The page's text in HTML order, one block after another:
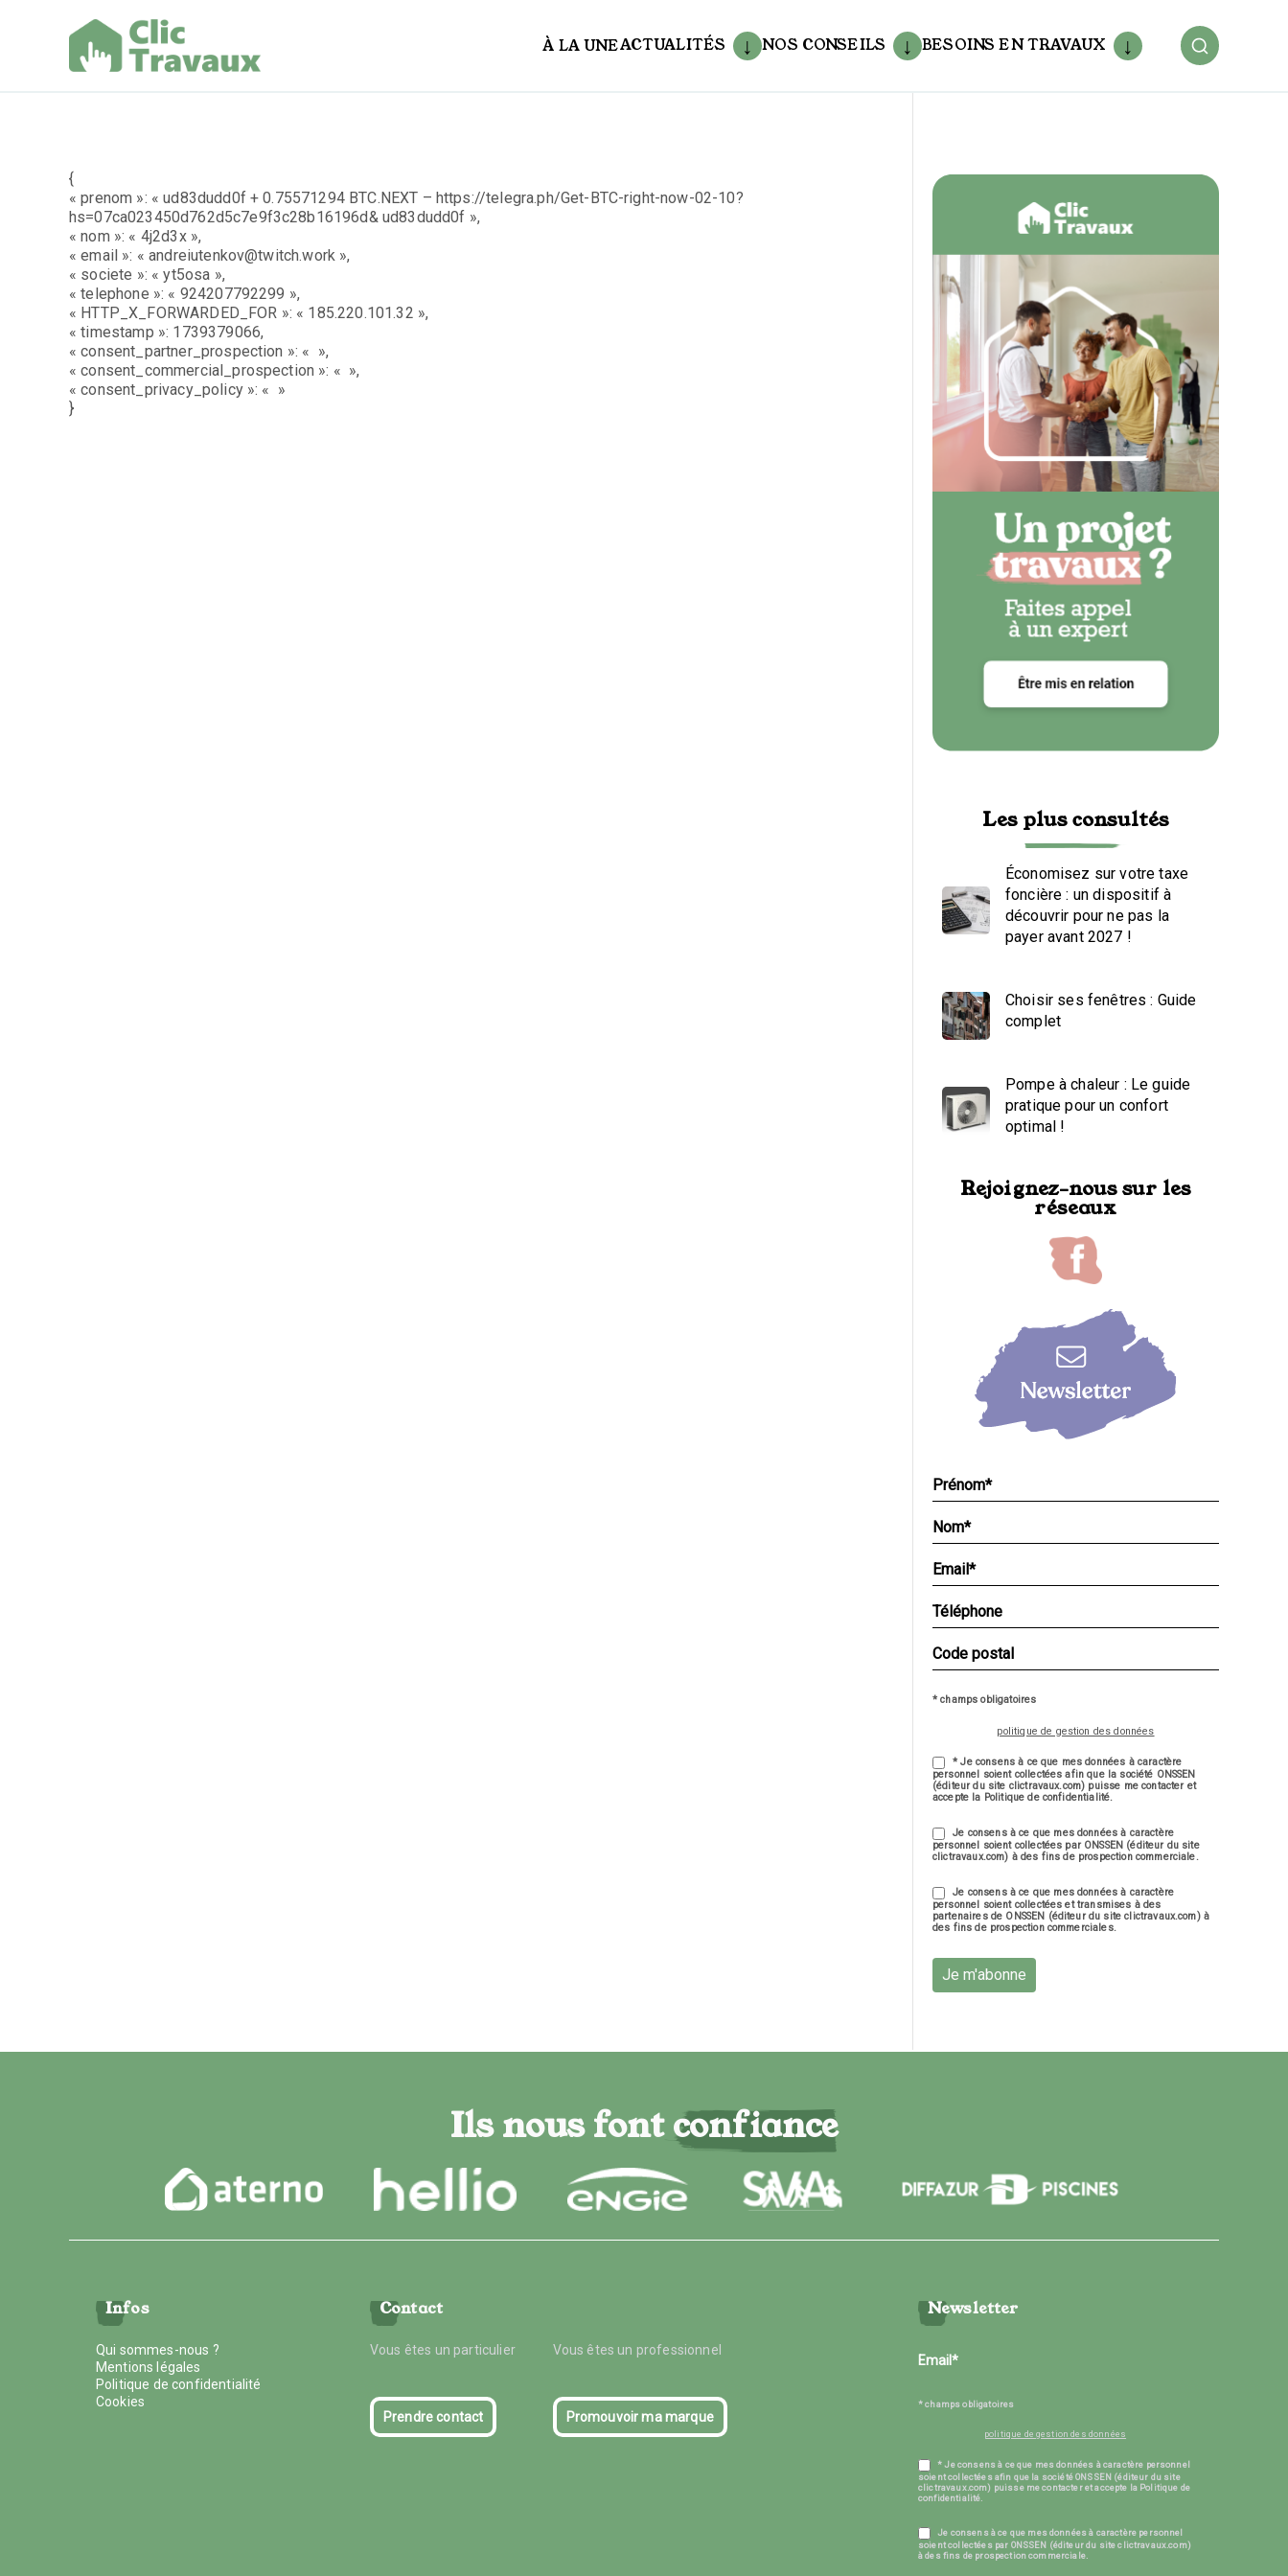
À LA UNEACTUALITÉS NOS CONSEILS BESOINS EN TRAVAUX
{
« prenom »: « ud83dudd0f + 0.75571294 BTC.NEXT – https://telegra.ph/Get-BTC-right-now-02-10?
hs=07ca023450d762d5c7e9f3c28b16196d& ud83dudd0f »,
« nom »: « 4j2d3x »,
« email »: « andreiutenkov@twitch.work »,
« societe »: « yt5osa »,
« telephone »: « 924207792299 »,
« HTTP_X_FORWARDED_FOR »: « 185.220.101.32 »,
« timestamp »: 1739379066,
« consent_partner_prospection »: « »,
« consent_commercial_prospection »: « »,
« consent_privacy_policy »: « »
}
Les plus consultés
Économisez sur votre taxe
foncière : un dispositif à
découvrir pour ne pas la
payer avant 2027 !
Choisir ses fenêtres : Guide
complet
Pompe à chaleur : Le guide
pratique pour un confort
optimal !
Rejoignez-nous sur les
réseaux
* champs obligatoires
politique de gestion des données
* Je consens à ce que mes données à caractère
personnel soient collectées afin que la société ONSSEN
(éditeur du site clictravaux.com) puisse me contacter et
accepte la Politique de confidentialité.
Je consens à ce que mes données à caractère
personnel soient collectées par ONSSEN (éditeur du site
clictravaux.com) à des fins de prospection commerciale.
Je consens à ce que mes données à caractère
personnel soient collectées et transmises à des
partenaires de ONSSEN (éditeur du site clictravaux.com) à
des fins de prospection commerciales.
Je m'abonne
Ils nous font confiance
Infos
Qui sommes-nous ?
Mentions légales
Politique de confidentialité
Cookies
Contact
Vous êtes un particulier Vous êtes un professionnel
Prendre contact Promouvoir ma marque
Newsletter
* champs obligatoires
politique de gestion des données
* Je consens à ce que mes données à caractère personnel
soient collectées afin que la société ONSSEN (éditeur du site
clictravaux.com) puisse me contacter et accepte la Politique de
confidentialité.
Je consens à ce que mes données à caractère personnel
soient collectées par ONSSEN (éditeur du site clictravaux.com)
à des fins de prospection commerciale.